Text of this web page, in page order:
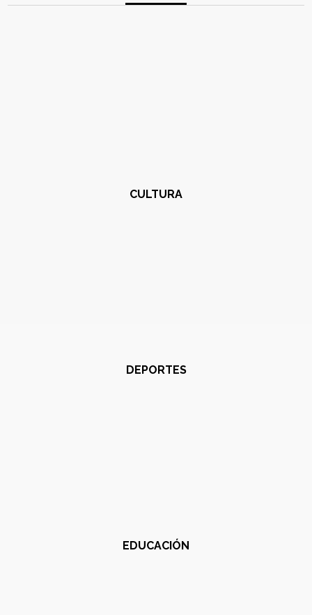
CULTURA
DEPORTES
EDUCACIÓN